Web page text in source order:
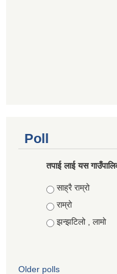
Poll
तपाई लाई यस
Choices
साह्रै राम्रो
राम्रो
झन्झटिलो , लामो
Older polls